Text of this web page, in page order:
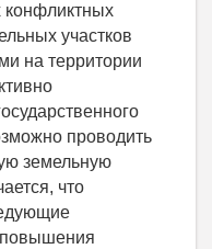
конфликтных
участков
на территории
проводить
земельную
что